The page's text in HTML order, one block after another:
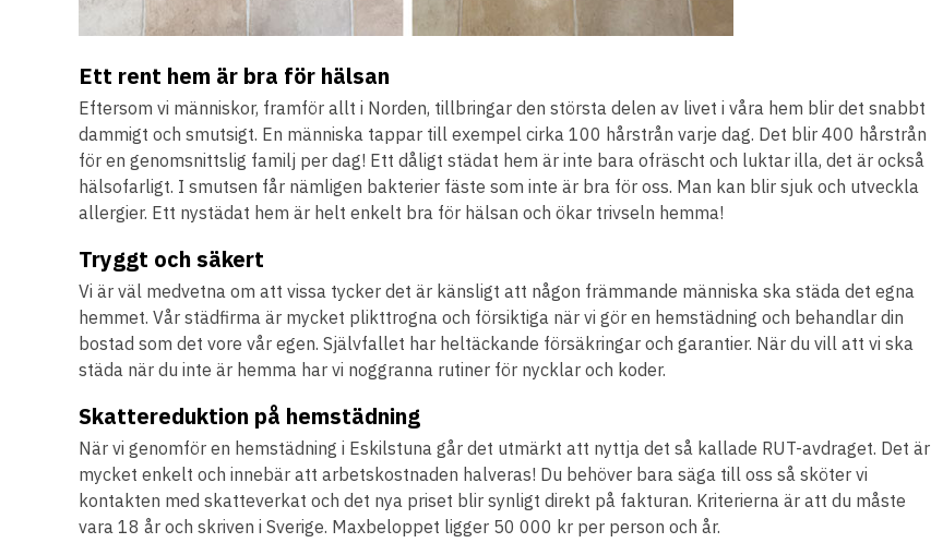
Ett rent hem är bra för hälsan
Eftersom vi människor, framför allt i Norden, tillbringar den största delen av livet i våra hem blir det snabbt
dammigt och smutsigt. En människa tappar till exempel cirka 100 hårstrån varje dag. Det blir 400 hårstrån
för en genomsnittslig familj per dag! Ett dåligt städat hem är inte bara ofräscht och luktar illa, det är också
hälsofarligt. I smutsen får nämligen bakterier fäste som inte är bra för oss. Man kan blir sjuk och utveckla
allergier. Ett nystädat hem är helt enkelt bra för hälsan och ökar trivseln hemma!
Tryggt och säkert
Vi är väl medvetna om att vissa tycker det är känsligt att någon främmande människa ska städa det egna
hemmet. Vår städfirma är mycket plikttrogna och försiktiga när vi gör en hemstädning och behandlar din
bostad som det vore vår egen. Självfallet har heltäckande försäkringar och garantier. När du vill att vi ska
städa när du inte är hemma har vi noggranna rutiner för nycklar och koder.
Skattereduktion på hemstädning
När vi genomför en hemstädning i Eskilstuna går det utmärkt att nyttja det så kallade RUT-avdraget. Det är
mycket enkelt och innebär att arbetskostnaden halveras! Du behöver bara säga till oss så sköter vi
kontakten med skatteverkat och det nya priset blir synligt direkt på fakturan. Kriterierna är att du måste
vara 18 år och skriven i Sverige. Maxbeloppet ligger 50 000 kr per person och år.